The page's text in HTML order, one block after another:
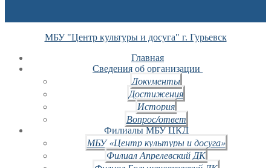
МБУ "Центр культуры и досуга" г. Гурьевск
Главная
Сведения об организации
Документы
Достижения
История
Вопрос/ответ
Филиалы МБУ ЦКД
МБУ «Центр культуры и досуга»
Филиал Апрелевский ДК